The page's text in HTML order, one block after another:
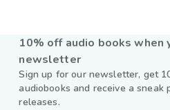
10% off audio books when
newsletter
Sign up for our newsletter, get
audiobooks and receive a
releases.